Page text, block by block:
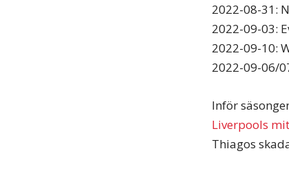
2022-08-31:
2022-09-03:
2022-09-10:
2022-09-06/
Inför
Liverpools
Thiagos